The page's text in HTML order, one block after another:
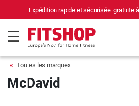
Expédition rapide et sécurisée, gratuite
Toutes les marques
McDavid